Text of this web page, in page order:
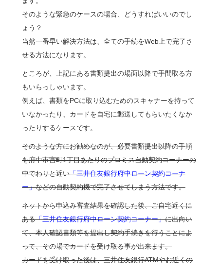
そのような緊急のケースの場合、どうすればいいのでし
ょう？
当然一番早い解決方法は、全ての手続をWeb上で完了さ
せる方法になります。
ところが、上記にある書類提出の場面以降で手間取る方
もいらっしゃいます。
例えば、書類をPCに取り込むためのスキャナーを持って
いなかったり、カードを自宅に郵送してもらいたくなか
ったりするケースです。
そのような方にお勧めなのが、必要書類提出以降の手順
を府中市宮町1丁目あたりのプロミス自動契約コーナーの
中でわりと近い「三井住友銀行府中ローン契約コーナ
ー」などの自動契約機で完了させてしまう方法です。
ネットから申込み審査結果を確認した後、ご自宅近くに
ある「三井住友銀行府中ローン契約コーナー」に出向い
て、本人確認書類等を提出し契約手続きを行うことによ
って、その場でカードを受け取る事が出来ます。
カードを受け取った後は、三井住友銀行ATMやお近くの